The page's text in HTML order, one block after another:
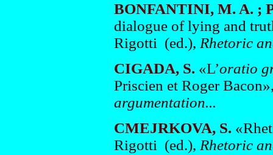
BONFANTINI, M. A. ;
dialogue of lying and
Rigotti (ed.), Rhetoric
CIGADA, S. «L’oratio
Priscien et Roger
argumentation...
CMEJRKOVA, S.
Rigotti (ed.), Rhetoric